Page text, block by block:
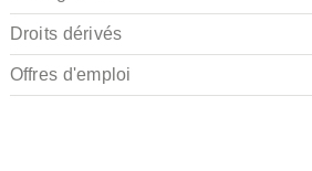
Droits dérivés
Offres d'emploi